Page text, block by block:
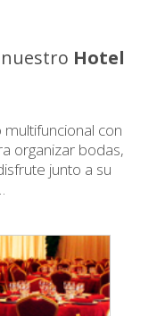
Hotel
con
organizar bodas,
junto a su